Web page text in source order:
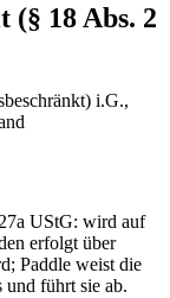
18 Abs. 2
i.G.,
UStG: wird auf
erfolgt über
Paddle weist die
und führt sie ab.